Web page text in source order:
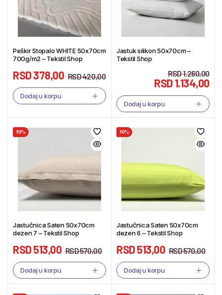
Peškir Stopalo WHITE 50x70cm
700g/m2 – Tekstil Shop
RSD420,00
RSD378,00
Dodaj u korpu
Jastuk silikon 50x70cm –
Tekstil Shop
RSD1.260,00
RSD1.134,00
Dodaj u korpu
10%
Jastučnica Saten 50x70cm
dezen 7 – Tekstil Shop
RSD570,00
RSD513,00
Dodaj u korpu
10%
Jastučnica Saten 50x70cm
dezen 6 – Tekstil Shop
RSD570,00
RSD513,00
Dodaj u korpu